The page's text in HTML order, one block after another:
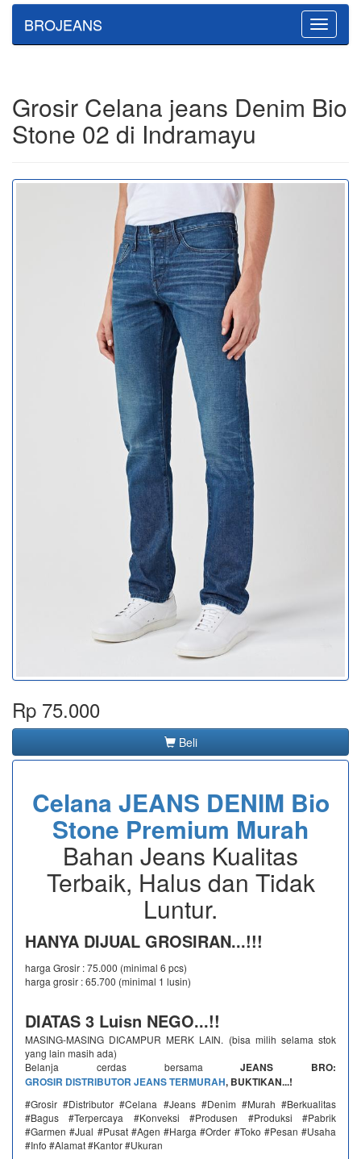
Toggle
BROJEANS
Grosir Celana jeans Denim Bio
Stone 02 di Indramayu
Rp 75.000
Beli
Celana JEANS DENIM Bio
Stone Premium Murah
Bahan Jeans Kualitas
Terbaik, Halus dan Tidak
Luntur.
HANYA DIJUAL GROSIRAN...!!!
harga Grosir : 75.000 (minimal 6 pcs)
harga grosir : 65.700 (minimal 1 lusin)
DIATAS 3 Luisn NEGO...!!
MASING-MASING DICAMPUR MERK LAIN. (bisa milih selama stok
yang lain masih ada)
Belanja cerdas bersamaJEANS BRO:
GROSIR DISTRIBUTOR JEANS TERMURAH, BUKTIKAN...!
#Grosir #Distributor #Celana #Jeans #Denim #Murah #Berkualitas
#Bagus #Terpercaya #Konveksi #Produsen #Produksi #Pabrik
#Garmen #Jual #Pusat #Agen #Harga #Order #Toko #Pesan #Usaha
#Info #Alamat #Kantor #Ukuran